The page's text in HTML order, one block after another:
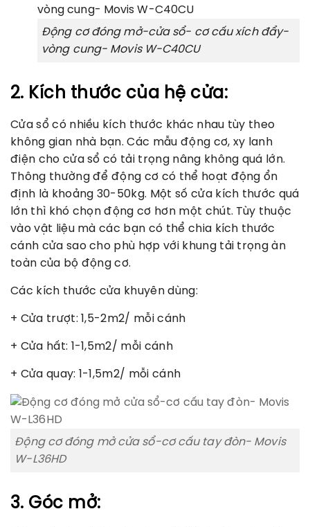
Động cơ đóng mở-cửa sổ- cơ cấu xích đẩy-
vòng cung- Movis W-C40CU
2. Kích thước của hệ cửa:
Cửa sổ có nhiều kích thước khác nhau tùy theo
không gian nhà bạn. Các mẫu động cơ, xy lanh
điện cho cửa sổ có tải trọng nâng không quá lớn.
Thông thường để động cơ có thể hoạt động ổn
định là khoảng 30-50kg. Một số cửa kích thước quá
lớn thì khó chọn động cơ hơn một chút. Tùy thuộc
vào vật liệu mà các bạn có thể chia kích thước
cánh cửa sao cho phù hợp với khung tải trọng àn
toàn của bộ động cơ.
Các kích thước cửa khuyên dùng:
+ Cửa trượt: 1,5-2m2/ mỗi cánh
+ Cửa hất: 1-1,5m2/ mỗi cánh
+ Cửa quay: 1-1,5m2/ mỗi cánh
Động cơ đóng mở cửa sổ-cơ cấu tay đòn- Movis
W-L36HD
3. Góc mở: